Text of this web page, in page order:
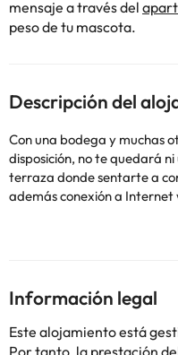
mensaje a través del
peso de tu mascota.
Descripción del
Con una bodega y muchas
disposición, no te quedará
terraza donde sentarte a
además conexión a
bicicletas y limpieza de
estrellas de este
bodega y muchas otras
no te quedará ni un minuto
donde sentarte a
conexión a Internet wifi
Información legal
Este alojamiento está
Por tanto, la prestación